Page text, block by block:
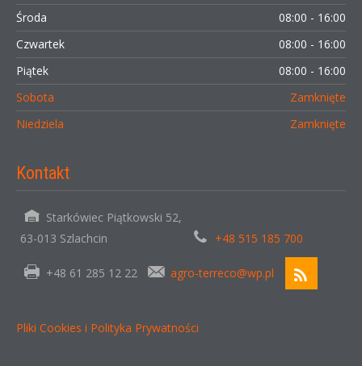
Środa
08:00 - 16:00
Czwartek
08:00 - 16:00
Piątek
08:00 - 16:00
Sobota
Zamknięte
Niedziela
Zamknięte
Kontakt
Starkówiec Piątkowski 52,
63-013 Szlachcin
+48 515 185 700
+48 61 285 12 22 agro-terreco@wp.pl
Pliki Cookies i Polityka Prywatności